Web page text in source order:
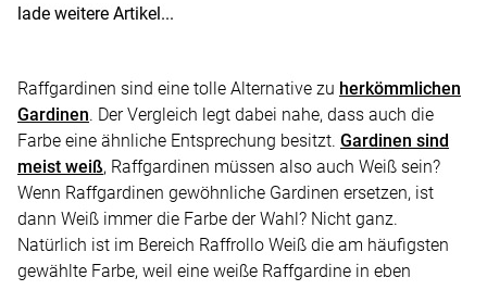
lade weitere Artikel...
Raffgardinen sind eine tolle Alternative zu herkömmlichen
Gardinen. Der Vergleich legt dabei nahe, dass auch die
Farbe eine ähnliche Entsprechung besitzt. Gardinen sind
meist weiß, Raffgardinen müssen also auch Weiß sein?
Wenn Raffgardinen gewöhnliche Gardinen ersetzen, ist
dann Weiß immer die Farbe der Wahl? Nicht ganz.
Natürlich ist im Bereich Raffrollo Weiß die am häufigsten
gewählte Farbe, weil eine weiße Raffgardine in eben